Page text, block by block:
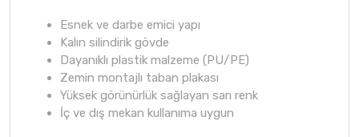
Esnek ve darbe emici yapı
Kalın silindirik gövde
Dayanıklı plastik malzeme (PU/PE)
Zemin montajlı taban plakası
Yüksek görünürlük sağlayan sarı renk
İç ve dış mekan kullanıma uygun